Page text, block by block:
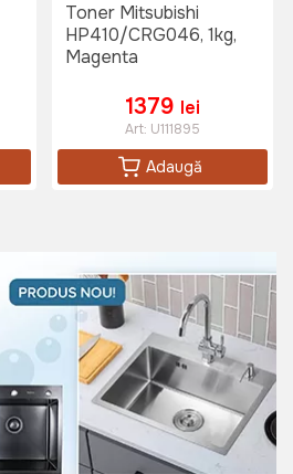
Toner Mitsubishi
HP410/CRG046, 1kg,
Magenta
1379 lei
Art: U111895
Adaugă